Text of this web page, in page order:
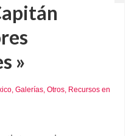
»
, Galerías, Otros, Recursos en